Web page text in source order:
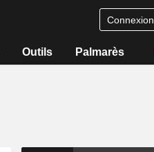
Connexion
Outils Palmarès